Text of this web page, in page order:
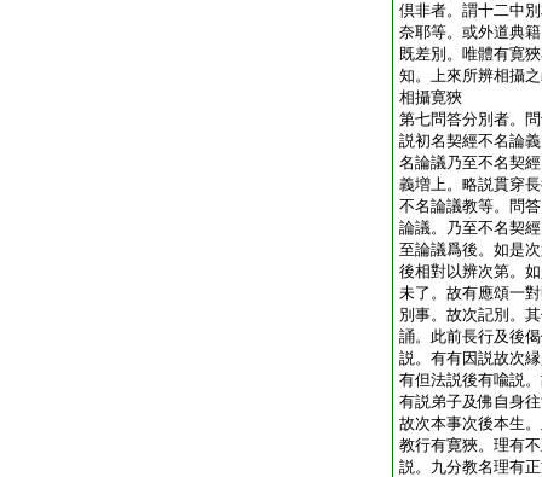
倶非者。謂十二中
奈耶等。或外道典
既差別。唯體有寛
知。上來所辨相攝
相攝寛狹
第七問答分別者。
説初名契經不名論
名論議乃至不名契
義増上。略説貫穿
不名論議教等。問
論議。乃至不名契
至論議爲後。如是
後相對以辨次第。
未了。故有應頌一
別事。故次記別。
誦。此前長行及後
説。有有因説故次
有但法説後有喩説
有説弟子及佛自身
故次本事次後本生
教行有寛狹。理有
説。九分教名理有